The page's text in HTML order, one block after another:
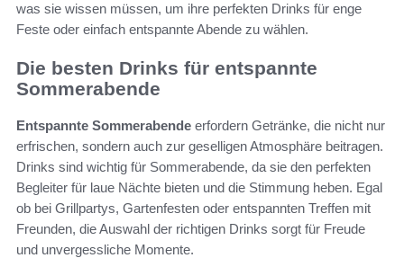
was sie wissen müssen, um ihre perfekten Drinks für enge
Feste oder einfach entspannte Abende zu wählen.
Die besten Drinks für entspannte
Sommerabende
Entspannte Sommerabende erfordern Getränke, die nicht nur
erfrischen, sondern auch zur geselligen Atmosphäre beitragen.
Drinks sind wichtig für Sommerabende, da sie den perfekten
Begleiter für laue Nächte bieten und die Stimmung heben. Egal
ob bei Grillpartys, Gartenfesten oder entspannten Treffen mit
Freunden, die Auswahl der richtigen Drinks sorgt für Freude
und unvergessliche Momente.